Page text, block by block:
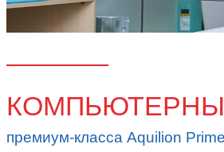
премиум-класса Aquilion Primе